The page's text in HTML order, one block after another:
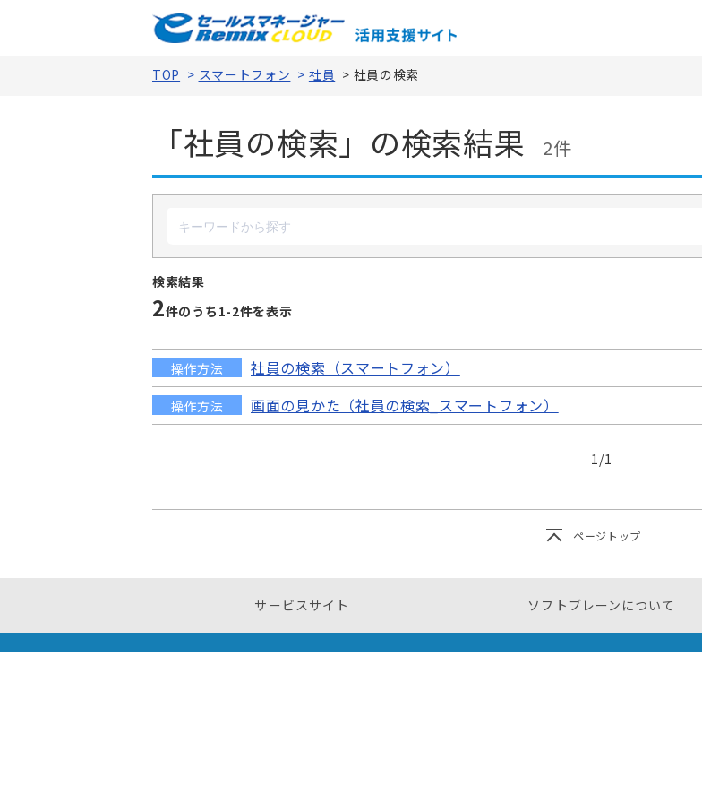
TOP > スマートフォン > 社員 > 社員の検索
「社員の検索」の検索結果 2件
検索結果
2件のうち1-2件を表示
操作方法 社員の検索（スマートフォン）
社員を検索する方法を説明します。 1. スライドメニューの［社員］をタップします。 最
れます。 2. ［検索］タブより...
操作方法 画面の見かた（社員の検索_スマートフォン）
1/1
ページトップ
サービスサイト ソフトブレーンについて